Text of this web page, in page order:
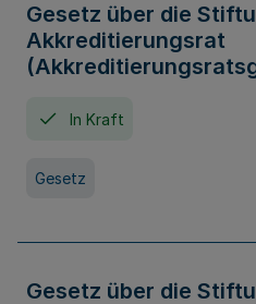
Gesetz über die
Akkreditierungsrat
In Kraft
Gesetz
Gesetz über die